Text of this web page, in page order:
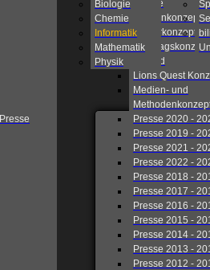
Schule
Fahrtenkonzept
Förderkonzept
Ganztagskonzept
Leitbild
Lions Quest
Medien- und
Presse 2020 -
Presse 2019 -
Presse 2021 -
Presse 2022 -
Presse 2018 -
Presse 2017 -
Presse 2016 -
Presse 2015 -
Presse 2014 -
Presse 2013 -
Presse 2012 -
Biologie
Chemie
Informatik
Mathematik
Physik